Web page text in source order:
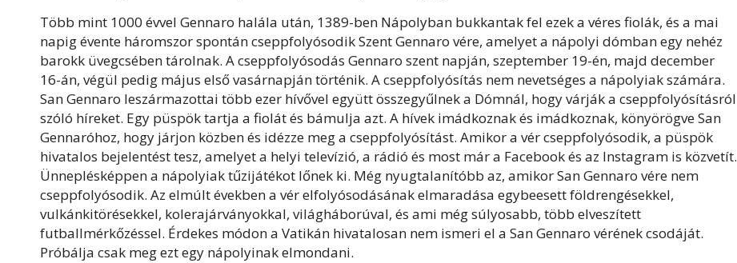
Több mint 1000 évvel Gennaro halála után, 1389-ben Nápolyban bukkantak fel ezek a véres fiolák, és a mai
napig évente háromszor spontán cseppfolyósodik Szent Gennaro vére, amelyet a nápolyi dómban egy nehéz
barokk üvegcsében tárolnak. A cseppfolyósodás Gennaro szent napján, szeptember 19-én, majd december
16-án, végül pedig május első vasárnapján történik. A cseppfolyósítás nem nevetséges a nápolyiak számára.
San Gennaro leszármazottai több ezer hívővel együtt összegyűlnek a Dómnál, hogy várják a cseppfolyósításról
szóló híreket. Egy püspök tartja a fiolát és bámulja azt. A hívek imádkoznak és imádkoznak, könyörögve San
Gennaróhoz, hogy járjon közben és idézze meg a cseppfolyósítást. Amikor a vér cseppfolyósodik, a püspök
hivatalos bejelentést tesz, amelyet a helyi televízió, a rádió és most már a Facebook és az Instagram is közvetít.
Ünneplésképpen a nápolyiak tűzijátékot lőnek ki. Még nyugtalanítóbb az, amikor San Gennaro vére nem
cseppfolyósodik. Az elmúlt években a vér elfolyósodásának elmaradása egybeesett földrengésekkel,
vulkánkitörésekkel, kolerajárványokkal, világháborúval, és ami még súlyosabb, több elveszített
futballmérkőzéssel. Érdekes módon a Vatikán hivatalosan nem ismeri el a San Gennaro vérének csodáját.
Próbálja csak meg ezt egy nápolyinak elmondani.